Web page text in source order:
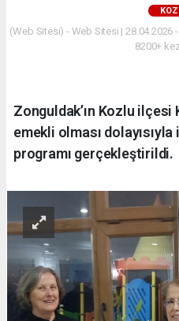
(Web Sitesi) - Web Sitesi | 28.04.2026
8200+
Zonguldak’ın Kozlu ilçesi
emekli olması
programı gerçekleştirildi.